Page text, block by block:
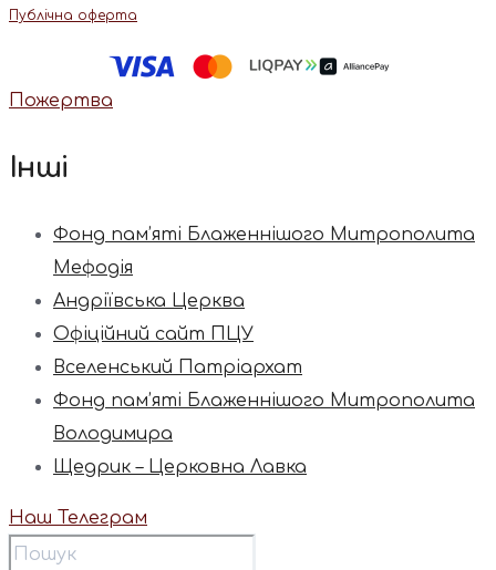
Публічна оферта
Пожертва
Інші
Фонд пам’яті Блаженнішого Митрополита
Мефодія
Андріївська Церква
Офіційний сайт ПЦУ
Вселенський Патріархат
Фонд пам’яті Блаженнішого Митрополита
Володимира
Щедрик – Церковна Лавка
Наш Телеграм